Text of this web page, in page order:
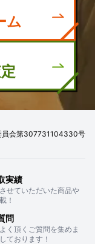
ム
会第307731104330号
実績
せていただいた商品や
！
問
く頂くご質問を集めま
ております！